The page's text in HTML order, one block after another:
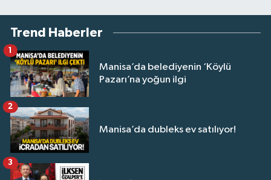
Trend Haberler
Manisa’da belediyenin ‘Köylü
Pazarı’na yoğun ilgi
1
Manisa’da dubleks ev satılıyor!
2
3